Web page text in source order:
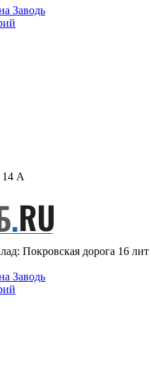
Заводь
14 А
Покровская дорога 16
Заводь